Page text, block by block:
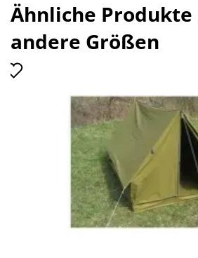
Ähnliche Produkte
andere Größen